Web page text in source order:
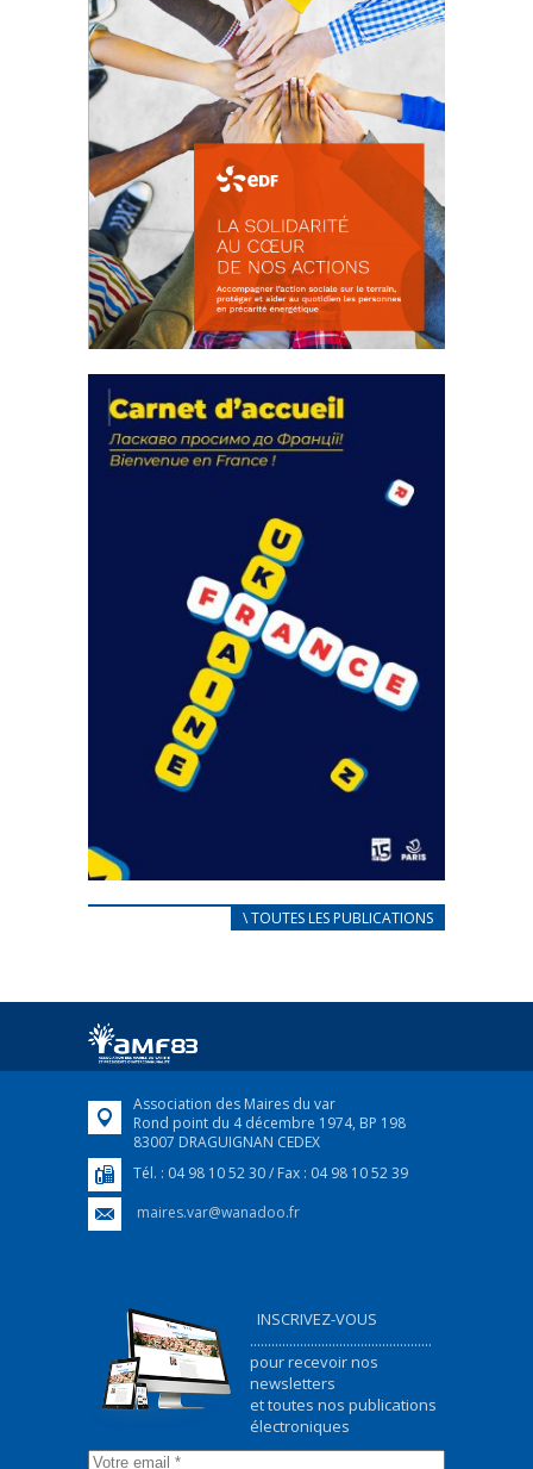
actions
18 septembre 2023
FEUILLETER
CARNET D’ACCUEIL
Afin d’accompagner au mieux les réfugiés
FEUILLETER
\ TOUTES LES PUBLICATIONS
Association des Maires du var
Rond point du 4 décembre 1974, BP 198
83007 DRAGUIGNAN CEDEX
Tél. : 04 98 10 52 30 / Fax : 04 98 10 52 39
maires.var@wanadoo.fr
INSCRIVEZ-VOUS
...................................................
pour recevoir nos
newsletters
et toutes nos publications
électroniques